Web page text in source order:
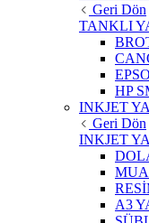
Geri Dön
TANKLI
HP
INKJET
Geri Dön
INKJET
A3